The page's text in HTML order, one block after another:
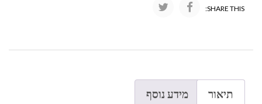
SHARE THIS:
תיאור מידע נוסף